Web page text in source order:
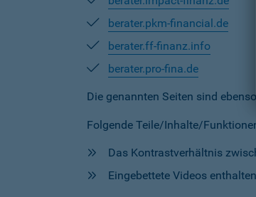
berater.pkm-financial.de
berater.ff-finanz.info
berater.pro-fina.de
Die genannten Seiten sind
Folgende Teile/Inhalte/
Das Kontrastverhältnis
Eingebettete Videos